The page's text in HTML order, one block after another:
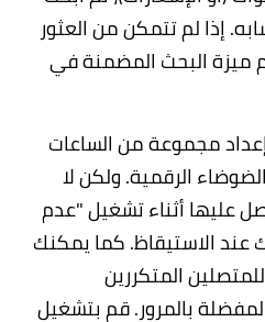
إذا لم تتمكن من العثور
ميزة البحث المضمنة في
مجموعة من الساعات
الرقمية. ولكن لا
عليها أثناء تشغيل "عدم
عند الاستيقاظ. كما يمكنك
المتكررين
بالمرور. قم بتشغيل